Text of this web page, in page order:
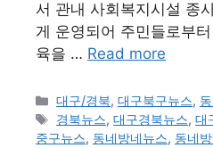
서 관내 사회복지시설 종
게 운영되어 주민들로부
육을 … Read more
Categories
대구/경북,대구북구뉴스,
Tags
경북뉴스,대구경북뉴스,대
중구뉴스, 동네방네뉴스, 동네